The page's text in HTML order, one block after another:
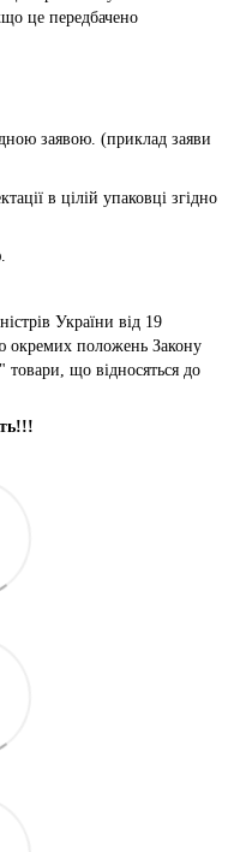
це передбачено
заявою. (приклад заяви
в цілій упаковці згідно
України від 19
окремих положень Закону
що відносяться до